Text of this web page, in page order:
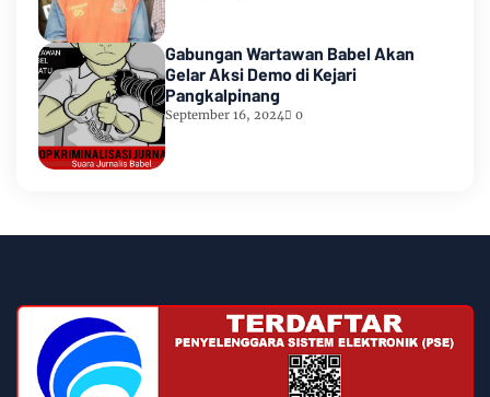
Gabungan Wartawan Babel Akan
Gelar Aksi Demo di Kejari
Pangkalpinang
September 16, 2024 0